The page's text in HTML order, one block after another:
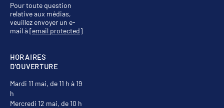
HORAIRES
D'OUVERTURE
Mardi 11 mai, de 11 h à 19
h
Mercredi 12 mai, de 10 h
Pour toute question
relative aux médias,
veuillez envoyer un e-
mail à[email protected]